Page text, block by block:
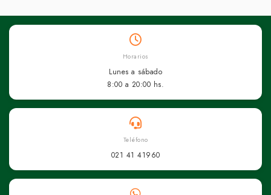
Horarios
Lunes a sábado
8:00 a 20:00 hs.
Teléfono
021 41 41960